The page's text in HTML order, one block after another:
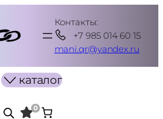
Контакты:
+7 985 014 60 15
mani.qr@yandex.ru
каталог
0